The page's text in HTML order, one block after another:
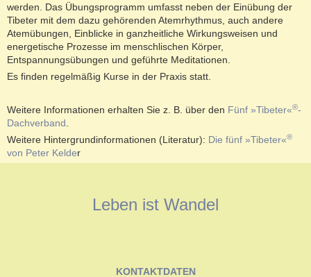
werden. Das Übungsprogramm umfasst neben der Einübung der
Tibeter mit dem dazu gehörenden Atemrhythmus, auch andere
Atemübungen, Einblicke in ganzheitliche Wirkungsweisen und
energetische Prozesse im menschlischen Körper,
Entspannungsübungen und geführte Meditationen.
Es finden regelmäßig Kurse in der Praxis statt.
Weitere Informationen erhalten Sie z. B. über den Fünf »Tibeter«®-
Dachverband
Weitere Hintergrundinformationen (Literatur): Die fünf »Tibeter«®
von Peter Kelder
Leben ist Wandel
KONTAKTDATEN